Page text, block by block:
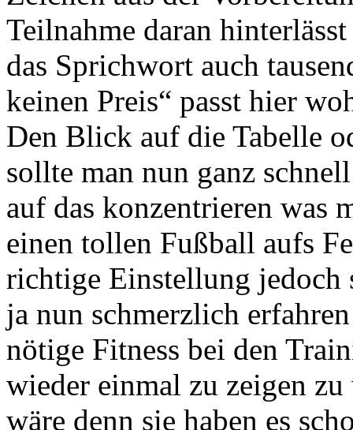
Teilnahme daran
das Sprichwort auch
keinen Preis“ passt hier
Den Blick auf die Tabelle
sollte man nun ganz
auf das konzentrieren was
einen tollen Fußball aufs
richtige Einstellung jedoch
ja nun schmerzlich
nötige Fitness bei den
wieder einmal zu zeigen zu
wäre denn sie haben es